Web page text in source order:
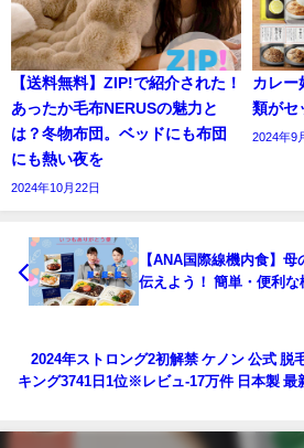
【送料無料】ZIP!で紹介された！
あったか毛布NERUSの魅力と
は？冬物布団。ベッドにも布団
にも熱い夜を
2024年10月22日
カレー
類がセ
2024年9
【ANA国際線機内食】
伝えよう！ 簡単・便利
2024年ストロング2初解禁 ケノン 公式 脱
キング3741日1位※レビュ-17万件 日本製 最